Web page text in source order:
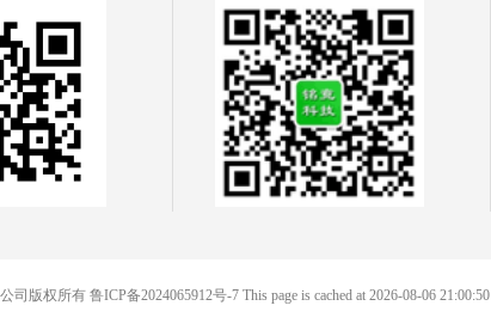
司版权所有 鲁ICP备2024065912号-7 This page is cached at 2026-08-06 21:00:50